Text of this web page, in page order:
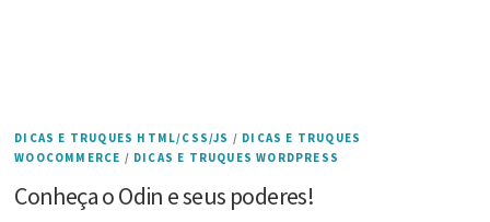
DICAS E TRUQUES HTML/CSS/JS / DICAS E TRUQUES
WOOCOMMERCE / DICAS E TRUQUES WORDPRESS
Conheça o Odin e seus poderes!